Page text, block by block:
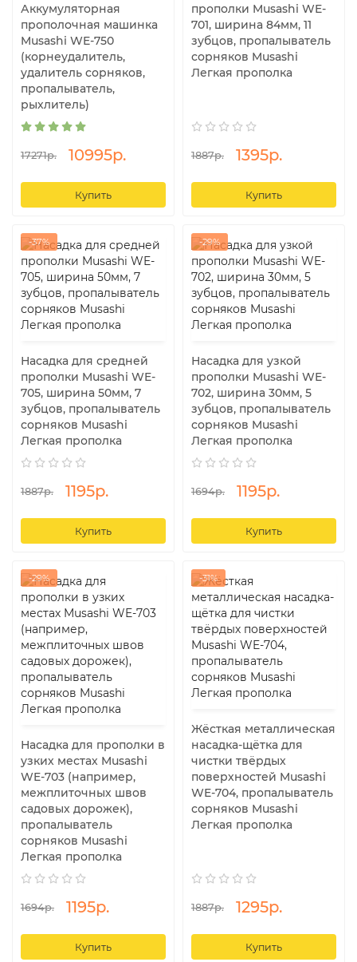
Аккумуляторная
прополочная машинка
Musashi WE-750
(корнеудалитель,
удалитель сорняков,
пропалыватель,
рыхлитель)
17271р. 10995р.
Купить
прополки Musashi WE-
701, ширина 84мм, 11
зубцов, пропалыватель
сорняков Musashi
Легкая прополка
1887р. 1395р.
Купить
-37%
Насадка для средней
прополки Musashi WE-
705, ширина 50мм, 7
зубцов, пропалыватель
сорняков Musashi
Легкая прополка
1887р. 1195р.
Купить
-29%
Насадка для узкой
прополки Musashi WE-
702, ширина 30мм, 5
зубцов, пропалыватель
сорняков Musashi
Легкая прополка
1694р. 1195р.
Купить
-29%
Насадка для прополки в
узких местах Musashi
WE-703 (например,
межплиточных швов
садовых дорожек),
пропалыватель
сорняков Musashi
Легкая прополка
1694р. 1195р.
Купить
-31%
Жёсткая металлическая
насадка-щётка для
чистки твёрдых
поверхностей Musashi
WE-704, пропалыватель
сорняков Musashi
Легкая прополка
1887р. 1295р.
Купить